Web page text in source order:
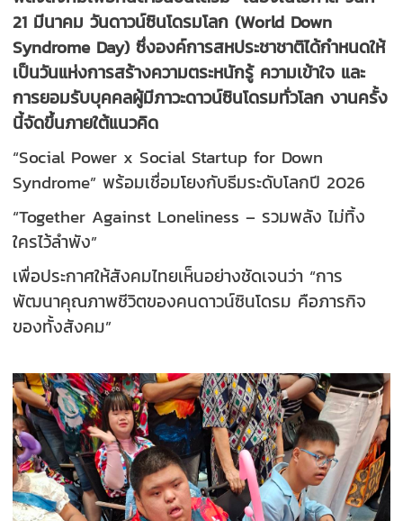
21 มีนาคม วันดาวน์ซินโดรมโลก (World Down
Syndrome Day) ซึ่งองค์การสหประชาชาติได้กำหนดให้
เป็นวันแห่งการสร้างความตระหนักรู้ ความเข้าใจ และ
การยอมรับบุคคลผู้มีภาวะดาวน์ซินโดรมทั่วโลก งานครั้ง
นี้จัดขึ้นภายใต้แนวคิด
“Social Power x Social Startup for Down
Syndrome” พร้อมเชื่อมโยงกับธีมระดับโลกปี 2026
“Together Against Loneliness – รวมพลัง ไม่ทิ้ง
ใครไว้ลำพัง”
เพื่อประกาศให้สังคมไทยเห็นอย่างชัดเจนว่า “การ
พัฒนาคุณภาพชีวิตของคนดาวน์ซินโดรม คือภารกิจ
ของทั้งสังคม”